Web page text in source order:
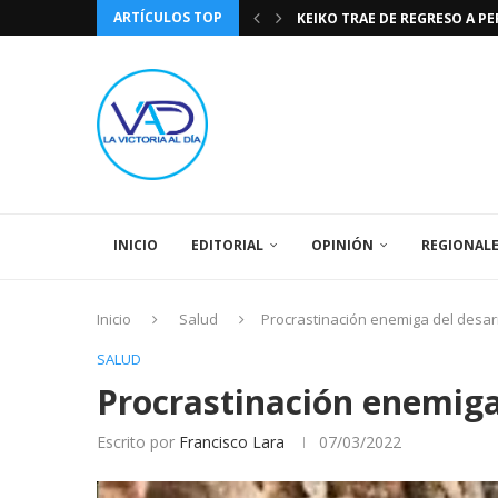
ARTÍCULOS TOP
KEIKO TRAE DE REGRESO A
INICIO EDITORIAL OPINIÓN
Inicio Salud
Procrastinación enemiga del
SALUD
Procrastinación
Escrito por Francisco Lara 07/03/2022